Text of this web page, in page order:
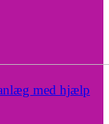
med hjælp